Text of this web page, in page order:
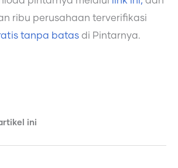
ribu perusahaan terverifikasi
tanpa batas di Pintarnya.
ini